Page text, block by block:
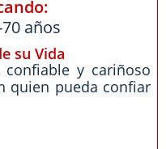
años
su Vida
y cariñoso
quien pueda confiar